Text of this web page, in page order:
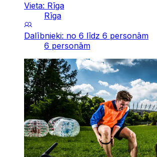
Vieta: Rīga
Rīga
Dalībnieki: no 6 līdz 6 personām
6 personām